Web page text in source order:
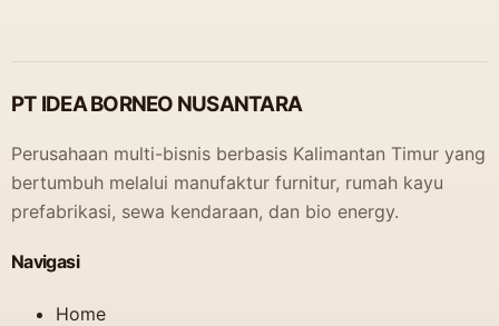
PT IDEA BORNEO NUSANTARA
Perusahaan multi-bisnis berbasis Kalimantan Timur yang
bertumbuh melalui manufaktur furnitur, rumah kayu
prefabrikasi, sewa kendaraan, dan bio energy.
Navigasi
Home